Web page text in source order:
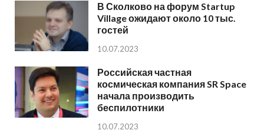
В Сколково на форум Startup
Village ожидают около 10 тыс.
гостей
10.07.2023
Российская частная
космическая компания SR Space
начала производить
беспилотники
10.07.2023